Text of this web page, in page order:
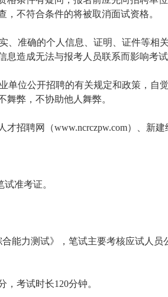
，不符合条件的将被取消面试资格。
、准确的个人信息、证明、证件等相
息造成无法与报考人员联系而影响考
单位公开招聘的有关规定和政策，自
舞弊，不协助他人舞弊。
才招聘网（www.ncrczpw.com）、新
准考证。
合能力测试》，笔试主要考核应试人
，考试时长120分钟。